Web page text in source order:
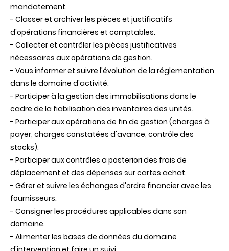
mandatement.
- Classer et archiver les pièces et justificatifs
d'opérations financières et comptables.
- Collecter et contrôler les pièces justificatives
nécessaires aux opérations de gestion.
- Vous informer et suivre l'évolution de la réglementation
dans le domaine d'activité.
- Participer à la gestion des immobilisations dans le
cadre de la fiabilisation des inventaires des unités.
- Participer aux opérations de fin de gestion (charges à
payer, charges constatées d'avance, contrôle des
stocks).
- Participer aux contrôles a posteriori des frais de
déplacement et des dépenses sur cartes achat.
- Gérer et suivre les échanges d'ordre financier avec les
fournisseurs.
- Consigner les procédures applicables dans son
domaine.
- Alimenter les bases de données du domaine